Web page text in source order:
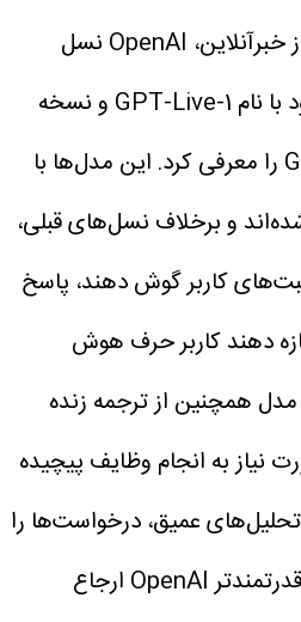
به نقل از خبرآنلاین، OpenAI نسل
جدید مدل‌های صوتی خود با نام GPT-Live-1 و نسخه
سبک‌تر GPT-Live-1 Mini را معرفی کرد. این مدل‌ها با
و برخلاف نسل‌های قبلی،
کاربر گوش دهند، پاسخ
دهند کاربر حرف هوش
همچنین از ترجمه زنده
نیاز به انجام وظایف پیچیده
عمیق، درخواست‌ها را
در پس‌زمینه به مدل‌های قدرتمندتر OpenAI ارجاع